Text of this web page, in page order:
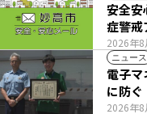
2026年8
安全安
症警戒
ニュース
2026年8
電子
に防